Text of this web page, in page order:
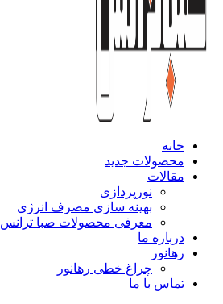
خانه
محصولات جدید
مقالات
نورپردازی
بهینه سازی مصرف انرژی
معرفی محصولات صبا ترانس
درباره ما
رهانور
چراغ خطی رهانور
تماس با ما